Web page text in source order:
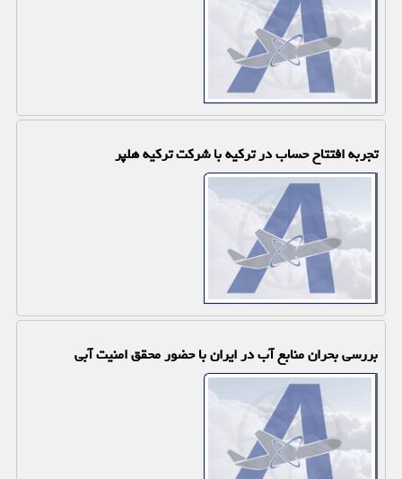
تجربه افتتاح حساب در ترکیه با شرکت ترکیه هلپر
بررسی بحران منابع آب در ایران با حضور محقق امنیت آبی